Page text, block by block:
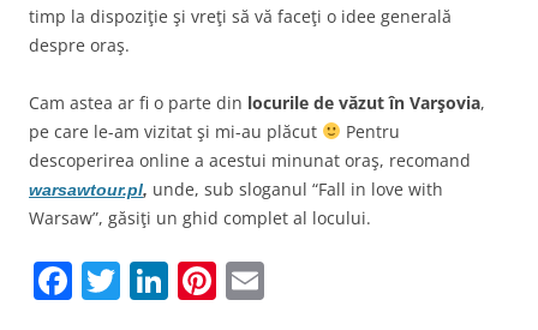
timp la dispoziţie şi vreţi să vă faceţi o idee generală
despre oraş.
Cam astea ar fi o parte din locurile de văzut în Varşovia,
pe care le-am vizitat şi mi-au plăcut
Pentru
descoperirea online a acestui minunat oraş, recomand
warsawtour.pl, unde, sub sloganul “Fall in love with
Warsaw”, găsiţi un ghid complet al locului.
F T Li Pi